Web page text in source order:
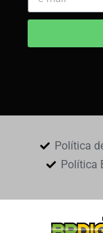
Política
Política